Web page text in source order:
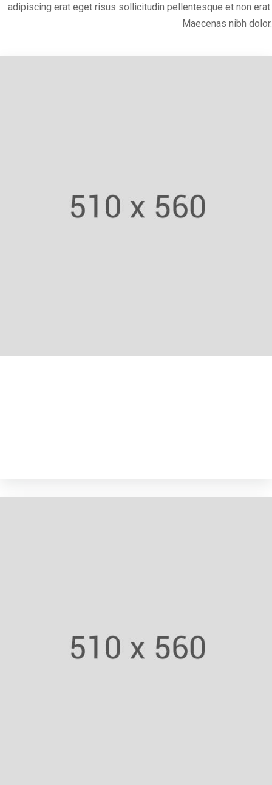
adipiscing erat eget risus sollicitudin pellentesque et non erat.
Maecenas nibh dolor.